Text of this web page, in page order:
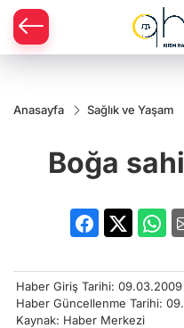
Anasayfa Sağlık ve Yaşam
Boğa
Haber Giriş Tarihi: 09.03.2009
Haber Güncellenme Tarihi:
Kaynak: Haber Merkezi